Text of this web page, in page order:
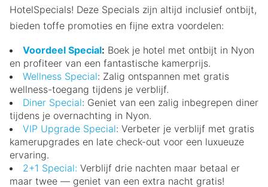
HotelSpecials! Deze Specials zijn altijd inclusief ontbijt,
bieden toffe promoties en fijne extra voordelen:
Voordeel Special: Boek je hotel met ontbijt in Nyon
en profiteer van een fantastische kamerprijs.
Wellness Special: Zalig ontspannen met gratis
wellness-toegang tijdens je verblijf.
Diner Special: Geniet van een zalig inbegrepen diner
tijdens je overnachting in Nyon.
VIP Upgrade Special: Verbeter je verblijf met gratis
kamerupgrades en late check-out voor een luxueuze
ervaring.
2+1 Special: Verblijf drie nachten maar betaal er
maar twee — geniet van een extra nacht gratis!